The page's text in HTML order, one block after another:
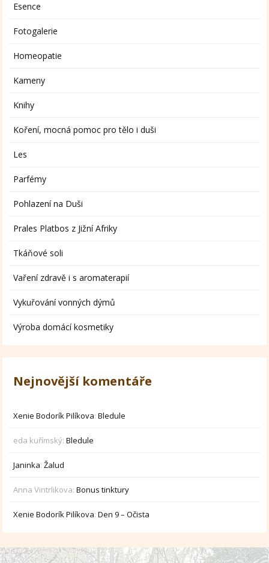
Esence
Fotogalerie
Homeopatie
Kameny
Knihy
Koření, mocná pomoc pro tělo i duši
Les
Parfémy
Pohlazení na Duši
Prales Platbos z Jižní Afriky
Tkáňové soli
Vaření zdravě i s aromaterapií
Vykuřování vonných dýmů
Výroba domácí kosmetiky
Nejnovější komentáře
Xenie Bodorík Pilíkova:Bledule
eda kuřímský:Bledule
Janinka:Žalud
Anna Vintrlikova:Bonus tinktury
Xenie Bodorík Pilíkova:Den 9 – Očista